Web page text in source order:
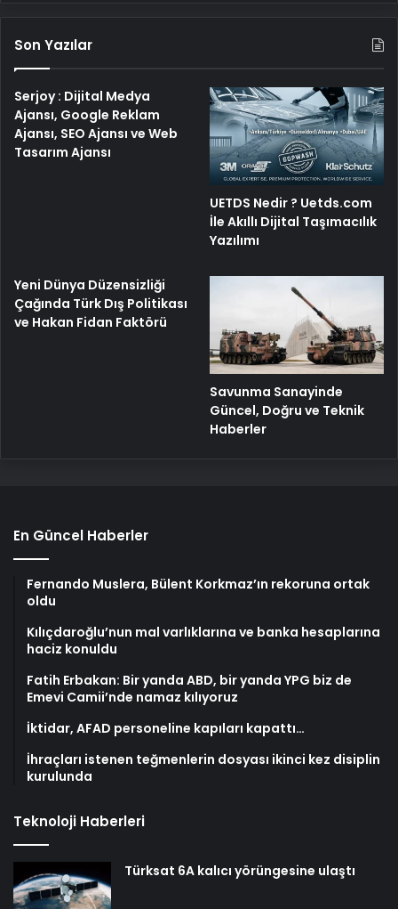
Son Yazılar
Serjoy : Dijital Medya
Ajansı, Google Reklam
Ajansı, SEO Ajansı ve Web
Tasarım Ajansı
UETDS Nedir ? Uetds.com
İle Akıllı Dijital Taşımacılık
Yazılımı
Yeni Dünya Düzensizliği
Çağında Türk Dış Politikası
ve Hakan Fidan Faktörü
Savunma Sanayinde
Güncel, Doğru ve Teknik
Haberler
En Güncel Haberler
Fernando Muslera, Bülent Korkmaz’ın rekoruna ortak
oldu
Kılıçdaroğlu’nun mal varlıklarına ve banka hesaplarına
haciz konuldu
Fatih Erbakan: Bir yanda ABD, bir yanda YPG biz de
Emevi Camii’nde namaz kılıyoruz
İktidar, AFAD personeline kapıları kapattı…
İhraçları istenen teğmenlerin dosyası ikinci kez disiplin
kurulunda
Teknoloji Haberleri
Türksat 6A kalıcı yörüngesine ulaştı